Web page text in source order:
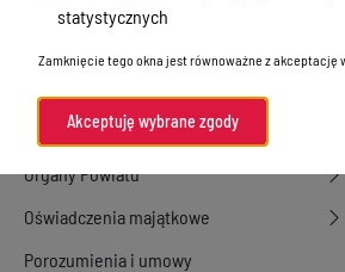
Rejestry, ewidencje i archiwa
Budżet
Organizacja działania samorządu
powiatowego
Organy Powiatu
Oświadczenia majątkowe
Porozumienia i umowy
statystycznych
Zamknięcie tego okna jest równoważne z akceptację
Akceptuję wybrane zgody